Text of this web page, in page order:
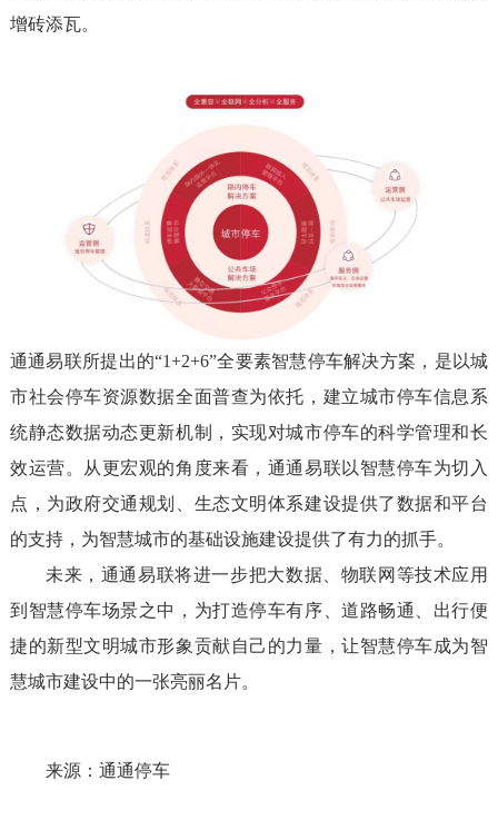
增砖添瓦。
通通易联所提出的“1+2+6”全要素智慧停车解决方案，是以城
市社会停车资源数据全面普查为依托，建立城市停车信息系
统静态数据动态更新机制，实现对城市停车的科学管理和长
效运营。从更宏观的角度来看，通通易联以智慧停车为切入
点，为政府交通规划、生态文明体系建设提供了数据和平台
的支持，为智慧城市的基础设施建设提供了有力的抓手。
未来，通通易联将进一步把大数据、物联网等技术应用
到智慧停车场景之中，为打造停车有序、道路畅通、出行便
捷的新型文明城市形象贡献自己的力量，让智慧停车成为智
慧城市建设中的一张亮丽名片。
来源：通通停车